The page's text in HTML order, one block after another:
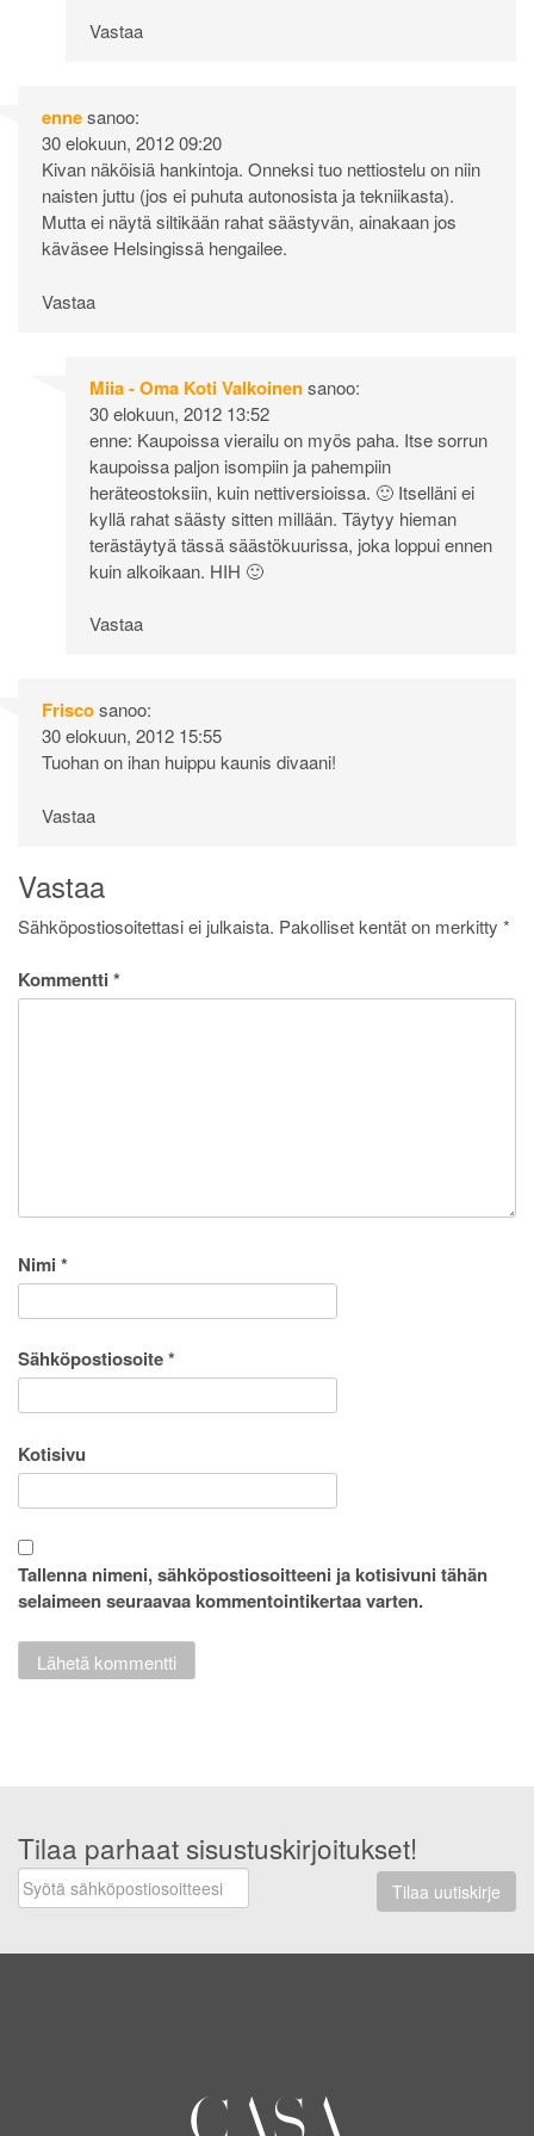
Vastaa
ennesanoo:
30 elokuun, 2012 09:20
Kivan näköisiä hankintoja. Onneksi tuo nettiostelu on niin
naisten juttu (jos ei puhuta autonosista ja tekniikasta).
Mutta ei näytä siltikään rahat säästyvän, ainakaan jos
käväsee Helsingissä hengailee.
Vastaa
Miia - Oma Koti Valkoinensanoo:
30 elokuun, 2012 13:52
enne: Kaupoissa vierailu on myös paha. Itse sorrun
kaupoissa paljon isompiin ja pahempiin
heräteostoksiin, kuin nettiversioissa. 🙂 Itselläni ei
kyllä rahat säästy sitten millään. Täytyy hieman
terästäytyä tässä säästökuurissa, joka loppui ennen
kuin alkoikaan. HIH 🙂
Vastaa
Friscosanoo:
30 elokuun, 2012 15:55
Tuohan on ihan huippu kaunis divaani!
Vastaa
Vastaa
Sähköpostiosoitettasi ei julkaista. Pakolliset kentät on merkitty *
Kommentti *
Nimi *
Sähköpostiosoite*
Kotisivu
Tallenna nimeni, sähköpostiosoitteeni ja kotisivuni tähän
selaimeen seuraavaa kommentointikertaa varten.
Tilaa parhaat sisustuskirjoitukset!
Tilaa uutiskirje